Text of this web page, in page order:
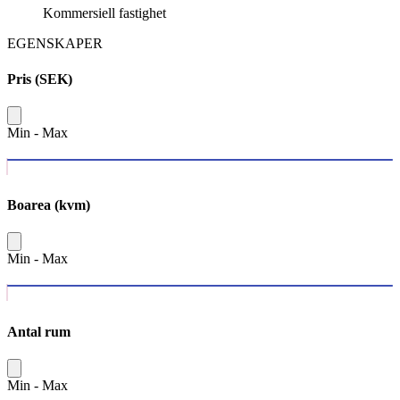
Kommersiell fastighet
EGENSKAPER
Pris (SEK)
Min - Max
Boarea (kvm)
Min - Max
Antal rum
Min - Max